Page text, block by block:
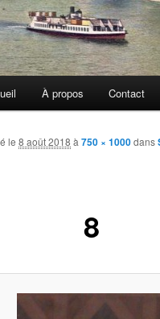
À propos Contact
8
le 8 août 2018 à750 × 1000dans